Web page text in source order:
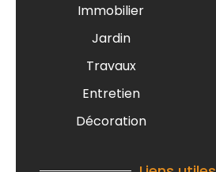
Immobilier
Jardin
Travaux
Entretien
Décoration